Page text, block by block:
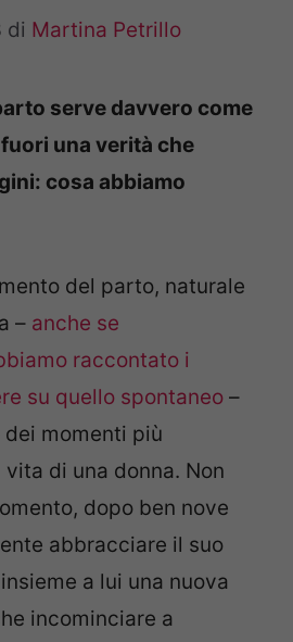
di Martina Petrillo
serve davvero come
una verità che
cosa abbiamo
del parto, naturale
– anche se
raccontato i
su quello spontaneo –
momenti più
di una donna. Non
dopo ben nove
abbracciare il suo
a lui una nuova
incominciare a